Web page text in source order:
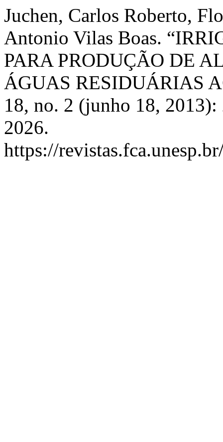
Juchen, Carlos Roberto,
Antonio Vilas Boas.
PARA PRODUÇÃO DE
ÁGUAS RESIDUÁRIAS
18, no. 2 (junho 18, 2013):
2026.
https://